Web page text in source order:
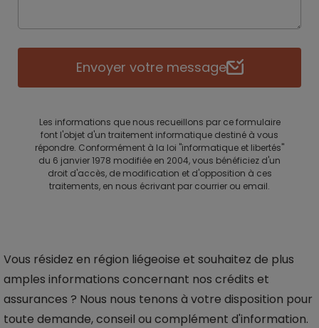
Envoyer votre message
Les informations que nous recueillons par ce formulaire
font l'objet d'un traitement informatique destiné à vous
répondre. Conformément à la loi "informatique et libertés"
du 6 janvier 1978 modifiée en 2004, vous bénéficiez d'un
droit d'accès, de modification et d'opposition à ces
traitements, en nous écrivant par courrier ou email.
Vous résidez en région liégeoise et souhaitez de plus
amples informations concernant nos crédits et
assurances ? Nous nous tenons à votre disposition pour
toute demande, conseil ou complément d'information.